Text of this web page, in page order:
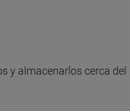
y almacenarlos cerca del